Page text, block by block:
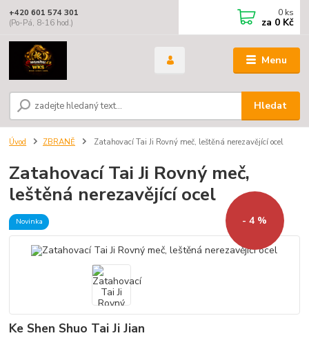
Menu
Hledat
+420 601 574 301
(Po-Pá, 8-16 hod.)
0 ks
za 0 Kč
Úvod ZBRANĚ Zatahovací Tai Ji Rovný meč, leštěná nerezavějící ocel
Zatahovací Tai Ji Rovný meč,
leštěná nerezavějící ocel
Novinka - 4 %
Ke Shen Shuo Tai Ji Jian